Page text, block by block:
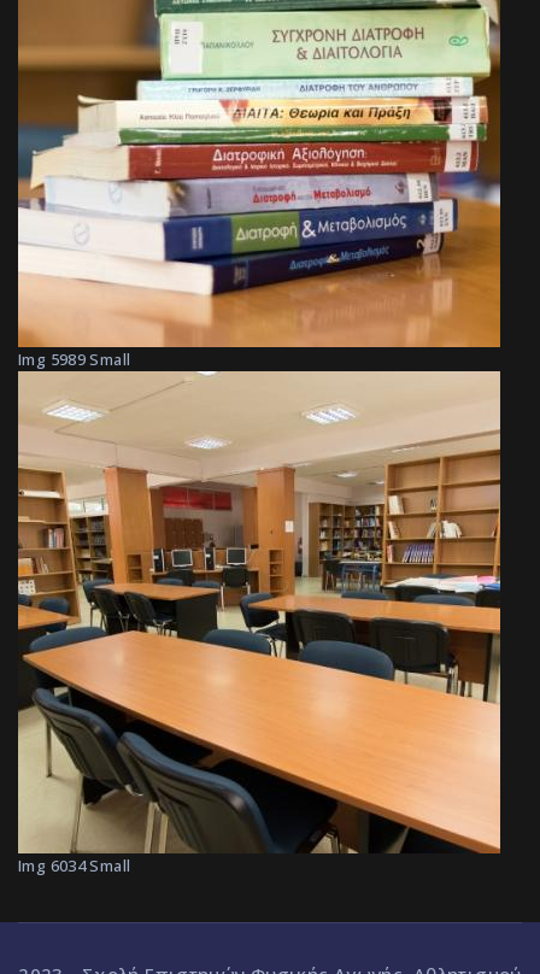
Img 5989 Small
Img 6034 Small